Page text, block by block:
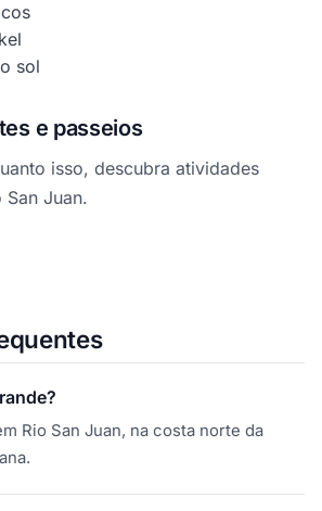
sol
e passeios
isso, descubra atividades
San Juan.
Rio San Juan, na costa norte da